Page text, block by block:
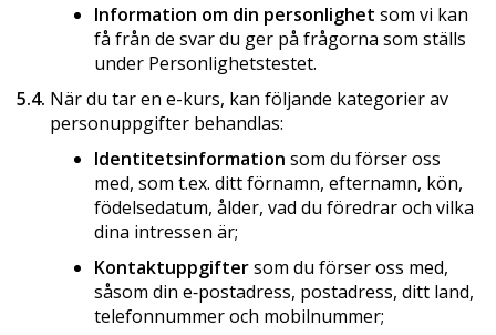
Information om din personlighet som vi kan
få från de svar du ger på frågorna som ställs
under Personlighetstestet.
5.4. När du tar en e-kurs, kan följande kategorier av
personuppgifter behandlas:
Identitetsinformation som du förser oss
med, som t.ex. ditt förnamn, efternamn, kön,
födelsedatum, ålder, vad du föredrar och vilka
dina intressen är;
Kontaktuppgiftersom du förser oss med,
såsom din e‑postadress, postadress, ditt land,
telefonnummer och mobilnummer;